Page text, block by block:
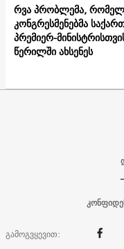
რვა პრობლემა,
კონგრესმენებმა
პრემიერ-
წერილში ახსენეს
გამოგვყევით: